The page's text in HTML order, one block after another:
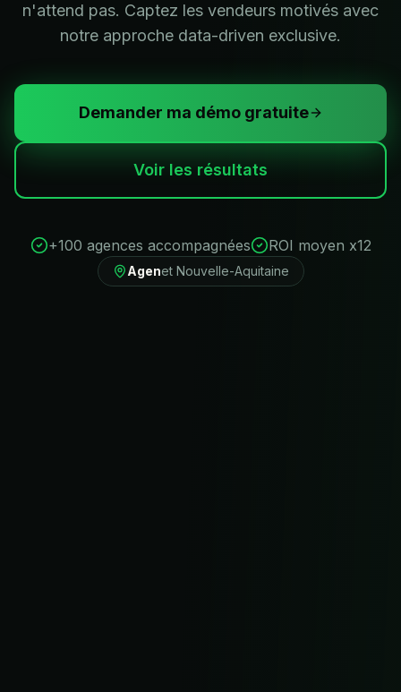
n'attend pas. Captez les vendeurs motivés avec
notre approche data-driven exclusive.
Demander ma démo gratuite
Voir les résultats
+100 agences accompagnées ROI moyen x12
Agenet Nouvelle-Aquitaine